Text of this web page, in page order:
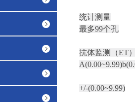
统计测量
最多99个孔
抗体监测（ET
+/-(0.00~9.99)